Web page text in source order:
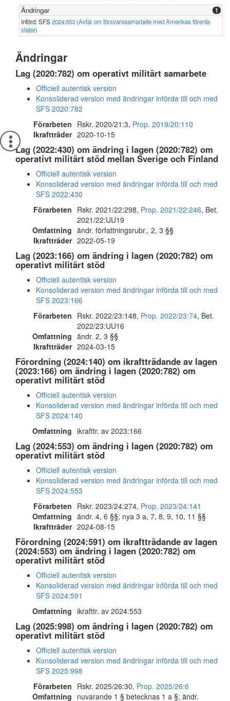
Ändringar 1
Införd: SFS2024:553 (Avtal om försvarssamarbete med Amerikas förenta
stater)
Ändringar
Lag (2020:782) om operativt militärt samarbete
Officiell autentisk version
Konsoliderad version med ändringar införda till och med
SFS 2020:782
Förarbeten Rskr. 2020/21:3, Prop. 2019/20:110
Ikraftträder 2020-10-15
Lag (2022:430) om ändring i lagen (2020:782) om
operativt militärt stöd mellan Sverige och Finland
Officiell autentisk version
Konsoliderad version med ändringar införda till och med
SFS 2022:430
Förarbeten Rskr. 2021/22:298, Prop. 2021/22:246, Bet.
2021/22:UU19
Omfattning ändr. författningsrubr., 2, 3 §§
Ikraftträder 2022-05-19
Lag (2023:166) om ändring i lagen (2020:782) om
operativt militärt stöd
Officiell autentisk version
Konsoliderad version med ändringar införda till och med
SFS 2023:166
Förarbeten Rskr. 2022/23:148, Prop. 2022/23:74, Bet.
2022/23:UU16
Omfattning ändr. 2, 3 §§
Ikraftträder 2024-03-15
Förordning (2024:140) om ikraftträdande av lagen
(2023:166) om ändring i lagen (2020:782) om
operativt militärt stöd
Officiell autentisk version
Konsoliderad version med ändringar införda till och med
SFS 2024:140
Omfattning ikrafttr. av 2023:166
Lag (2024:553) om ändring i lagen (2020:782) om
operativt militärt stöd
Officiell autentisk version
Konsoliderad version med ändringar införda till och med
SFS 2024:553
Förarbeten Rskr. 2023/24:274, Prop. 2023/24:141
Omfattning ändr. 4, 6 §§; nya 3 a, 7, 8, 9, 10, 11 §§
Ikraftträder 2024-08-15
Förordning (2024:591) om ikraftträdande av lagen
(2024:553) om ändring i lagen (2020:782) om
operativt militärt stöd
Officiell autentisk version
Konsoliderad version med ändringar införda till och med
SFS 2024:591
Omfattning ikrafttr. av 2024:553
Lag (2025:998) om ändring i lagen (2020:782) om
operativt militärt stöd
Officiell autentisk version
Konsoliderad version med ändringar införda till och med
SFS 2025:998
Förarbeten Rskr. 2025/26:30, Prop. 2025/26:6
Omfattning nuvarande 1 § betecknas 1 a §; ändr.